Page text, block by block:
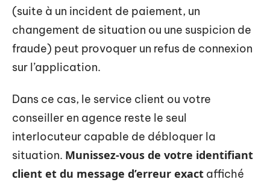
(suite à un incident de paiement, un
changement de situation ou une suspicion de
fraude) peut provoquer un refus de connexion
sur l’application.
Dans ce cas, le service client ou votre
conseiller en agence reste le seul
interlocuteur capable de débloquer la
situation. Munissez-vous de votre identifiant
client et du message d’erreur exact affiché